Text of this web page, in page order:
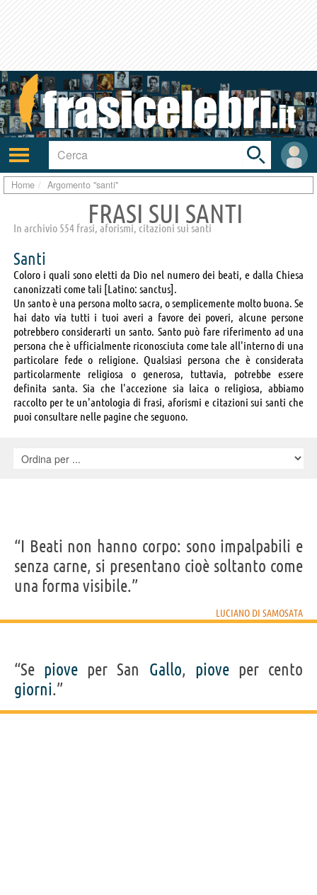
Attiva/disattiva
navigazione
User
area
Toggle
search
bar
Home Argomento "santi"
FRASI SUI SANTI
In archivio 554 frasi, aforismi, citazioni sui santi
Santi
Coloro i quali sono eletti da Dio nel numero dei beati, e dalla Chiesa
canonizzati come tali [Latino: sanctus].
Un santo è una persona molto sacra, o semplicemente molto buona. Se
hai dato via tutti i tuoi averi a favore dei poveri, alcune persone
potrebbero considerarti un santo. Santo può fare riferimento ad una
persona che è ufficialmente riconosciuta come tale all'interno di una
particolare fede o religione. Qualsiasi persona che è considerata
particolarmente religiosa o generosa, tuttavia, potrebbe essere
definita santa. Sia che l'accezione sia laica o religiosa, abbiamo
raccolto per te un'antologia di frasi, aforismi e citazioni sui santi che
puoi consultare nelle pagine che seguono.
“I Beati non hanno corpo: sono impalpabili e
senza carne, si presentano cioè soltanto come
una forma visibile.”
LUCIANO DI SAMOSATA
“Se piove per San Gallo, pioveper cento
giorni.”